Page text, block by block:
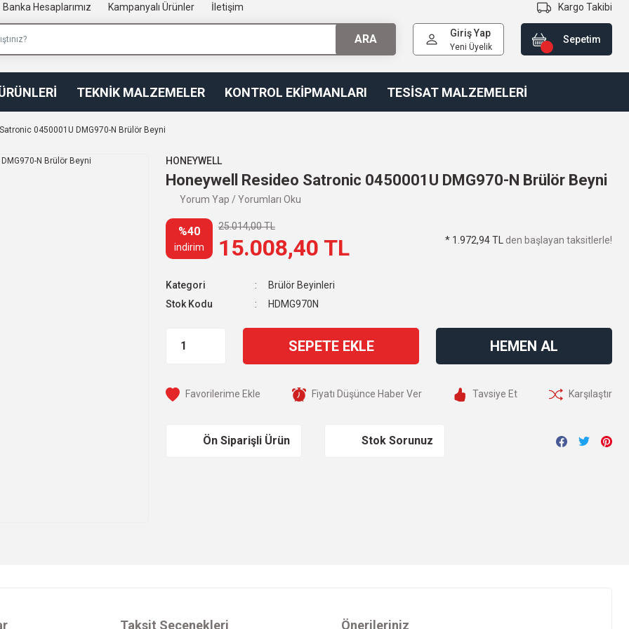
Banka Hesaplarımız Kampanyalı Ürünler İletişim
ARA
Kargo Takibi
Giriş Yap
Yeni Üyelik
Sepetim
TEKNİK MALZEMELER KONTROL EKİPMANLARI TESİSAT MALZEMELERİ
0450001U DMG970-N Brülör Beyni
HONEYWELL
Honeywell Resideo Satronic 0450001U DMG970-N Brülör Beyni
Yorum Yap / Yorumları Oku
%40
indirim
25.014,00 TL
15.008,40 TL * 1.972,94 TL den başlayan taksitlerle!
Kategori
Brülör Beyinleri
Stok Kodu
HDMG970N
SEPETE EKLE HEMEN AL
Fiyatı Düşünce Haber Ver Tavsiye Et Karşılaştır
Ön Siparişli Ürün Stok Sorunuz
Taksit Seçenekleri Önerileriniz